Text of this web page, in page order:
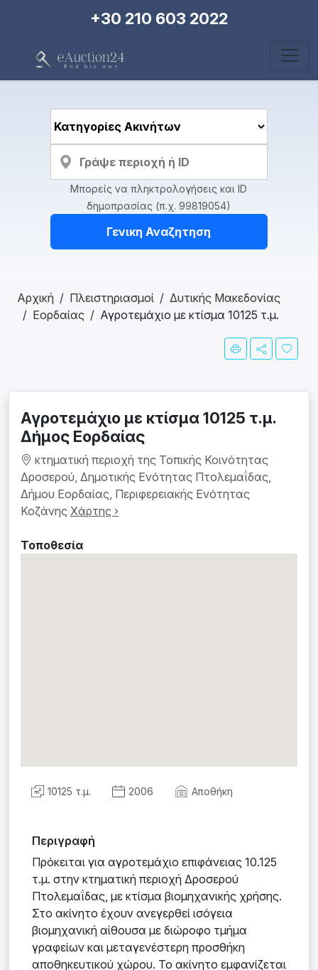
+30 210 603 2022
Μπορείς να πληκτρολογήσεις και ID
δημοπρασίας (π.χ. 99819054)
Γενικη Αναζητηση
Αρχική Πλειστηριασμοί
Δυτικής Μακεδονίας
Εορδαίας
Αγροτεμάχιο με κτίσμα 10125 τ.μ.
Αγροτεμάχιο με κτίσμα 10125 τ.μ.
Δήμος Εορδαίας
κτηματική περιοχή της Τοπικής Κοινότητας
Δροσερού, Δημοτικής Ενότητας Πτολεμαΐδας,
Δήμου Εορδαίας, Περιφερειακής Ενότητας
Κοζάνης Χάρτης ›
Τοποθεσία
10125 τ.μ. 2006 Αποθήκη
Περιγραφή
Πρόκειται για αγροτεμάχιο επιφάνειας 10.125
τ.μ. στην κτηματική περιοχή Δροσερού
Πτολεμαΐδας, με κτίσμα βιομηχανικής χρήσης.
Στο ακίνητο έχουν ανεγερθεί ισόγεια
βιομηχανική αίθουσα με διώροφο τμήμα
γραφείων και μεταγενέστερη προσθήκη
αποθηκευτικού χώρου. Το ακίνητο εμφανίζεται